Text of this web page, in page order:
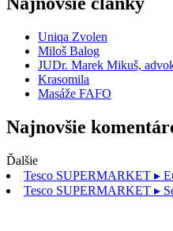
Uniqa Zvolen
Miloš Balog
JUDr. Marek Mikuš,
Krasomila
Masáže FAFO
Najnovšie
Ďalšie
Tesco SUPERMARKET ▸
Tesco SUPERMARKET ▸